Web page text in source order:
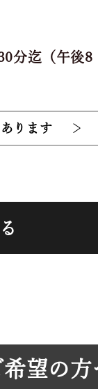
分迄（午後8
ります
望の方